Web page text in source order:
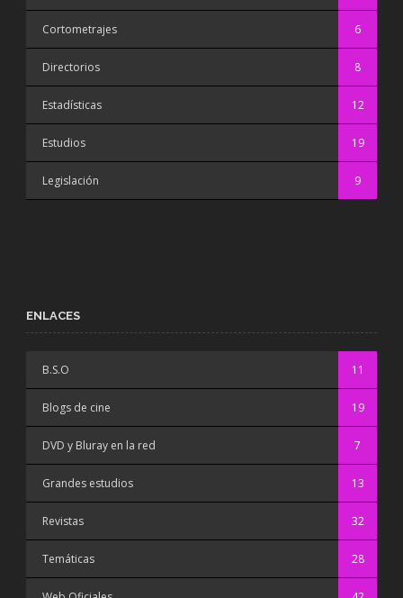
Cortometrajes 6
Directorios 8
Estadísticas 12
Estudios 19
Legislación 9
ENLACES
B.S.O 11
Blogs de cine 19
DVD y Bluray en la red 7
Grandes estudios 13
Revistas 32
Temáticas 28